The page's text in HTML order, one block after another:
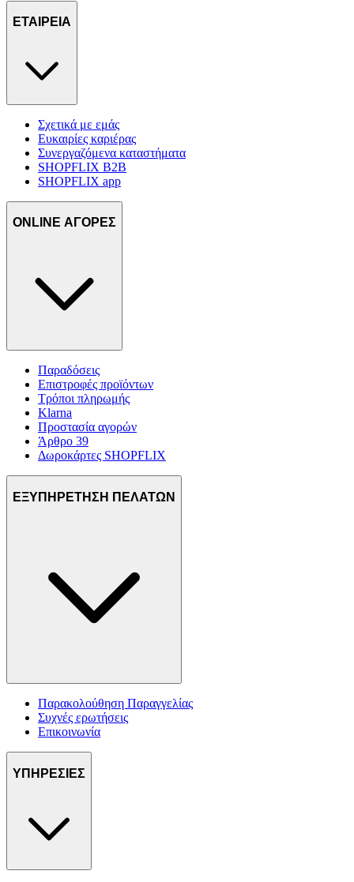
ΕΤΑΙΡΕΙΑ
Σχετικά με εμάς
Ευκαιρίες καριέρας
Συνεργαζόμενα καταστήματα
SHOPFLIX B2B
SHOPFLIX app
ONLINE ΑΓΟΡΕΣ
Παραδόσεις
Επιστροφές προϊόντων
Τρόποι πληρωμής
Klarna
Προστασία αγορών
Άρθρο 39
Δωροκάρτες SHOPFLIX
ΕΞΥΠΗΡΕΤΗΣΗ ΠΕΛΑΤΩΝ
Παρακολούθηση Παραγγελίας
Συχνές ερωτήσεις
Επικοινωνία
ΥΠΗΡΕΣΙΕΣ